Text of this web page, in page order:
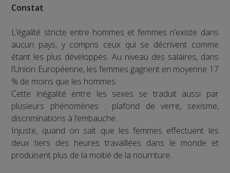
Constat
L’égalité stricte entre hommes et femmes n’existe dans
aucun pays, y compris ceux qui se décrivent comme
étant les plus développés. Au niveau des salaires, dans
l’Union Européenne, les femmes gagnent en moyenne 17
% de moins que les hommes.
Cette inégalité entre les sexes se traduit aussi par
plusieurs phénomènes : plafond de verre, sexisme,
discriminations à l’embauche…
Injuste, quand on sait que les femmes effectuent les
deux tiers des heures travaillées dans le monde et
produisent plus de la moitié de la nourriture.